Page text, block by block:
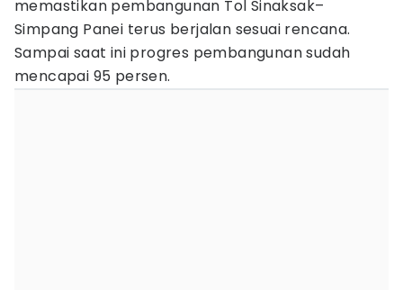
memastikan pembangunan Tol Sinaksak–
Simpang Panei terus berjalan sesuai rencana.
Sampai saat ini progres pembangunan sudah
mencapai 95 persen.